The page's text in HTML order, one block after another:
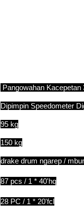
Pangowahan Kacepetan
Dipimpin Speedometer
95 kg
150 kg
drake drum ngarep /
87 pcs / 1 * 40'hq
28 PC / 1 * 20'fcl